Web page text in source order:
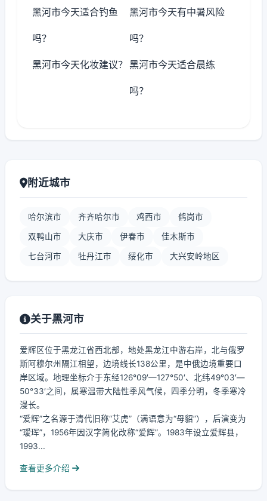
黑河市今天适合钓鱼
吗？
黑河市今天有中暑风险
吗？
黑河市今天化妆建议？ 黑河市今天适合晨练
吗？
附近城市
哈尔滨市 齐齐哈尔市 鸡西市 鹤岗市
双鸭山市 大庆市 伊春市 佳木斯市
七台河市 牡丹江市 绥化市 大兴安岭地区
关于黑河市
爱辉区位于黑龙江省西北部，地处黑龙江中游右岸，北与俄罗
斯阿穆尔州隔江相望，边境线长138公里，是中俄边境重要口
岸区域。地理坐标介于东经126°09′—127°50′、北纬49°03′—
50°33′之间，属寒温带大陆性季风气候，四季分明，冬季寒冷
漫长。
“爱辉”之名源于清代旧称“艾虎”（满语意为“母貂”），后演变为
“瑷珲”，1956年因汉字简化改称“爱辉”。1983年设立爱辉县，
1993...
查看更多介绍